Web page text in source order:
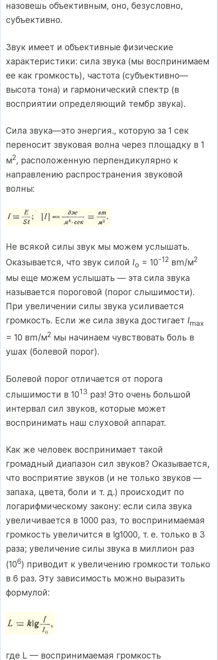
назовешь объективным, оно, безусловно,
субъективно.
Звук имеет и объективные физические
характеристики: сила звука (мы воспринимаем
ее как громкость), частота (субъективно—
высота тона) и гармонический спектр (в
восприятии определяющий тембр звука).
Сила звука—это энергия., которую за 1 сек
переносит звуковая волна через площадку в 1
м2, расположенную перпендикулярно к
направлению распространения звуковой
волны:
Не всякой силы звук мы можем услышать.
Оказывается, что звук силой Io = 10-12 вm/м2
мы еще можем услышать — эта сила звука
называется пороговой (порог слышимости).
При увеличении силы звука усиливается
громкость. Если же сила звука достигает Imах
= 10 вm/м2 мы начинаем чувствовать боль в
ушах (болевой порог).
Болевой порог отличается от порога
слышимости в 1013 раз! Это очень большой
интервал сил звуков, которые может
воспринимать наш слуховой аппарат.
Как же человек воспринимает такой
громадный диапазон сил звуков? Оказывается,
что восприятие звуков (и не только звуков —
запаха, цвета, боли и т. д.) происходит по
логарифмическому закону: если сила звука
увеличивается в 1000 раз, то воспринимаемая
громкость увеличится в lg1000, т. е. только в 3
раза; увеличение силы звука в миллион раз
(106) приводит к увеличению громкости только
в 6 раз. Эту зависимость можно выразить
формулой:
где L — воспринимаемая громкость